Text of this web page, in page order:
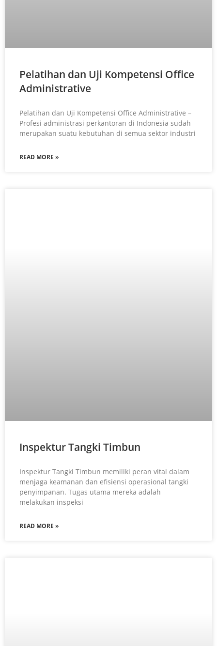
Pelatihan dan Uji Kompetensi Office
Administrative
Pelatihan dan Uji Kompetensi Office Administrative –
Profesi administrasi perkantoran di Indonesia sudah
merupakan suatu kebutuhan di semua sektor industri
READ MORE »
Inspektur Tangki Timbun
Inspektur Tangki Timbun memiliki peran vital dalam
menjaga keamanan dan efisiensi operasional tangki
penyimpanan. Tugas utama mereka adalah
melakukan inspeksi
READ MORE »